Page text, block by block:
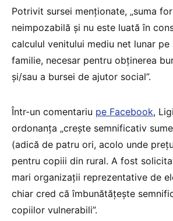
Potrivit sursei menționate, „suma
neimpozabilă și nu este luată în
calculul venitului mediu net lunar pe
familie, necesar pentru obținerea
și/sau a bursei de ajutor social”.
Într-un comentariu pe Facebook,
ordonanța „creşte semnificativ
(adică de patru ori, acolo unde
pentru copiii din rural. A fost
mari organizații reprezentative de
chiar cred că îmbunătățeşte
copiilor vulnerabili”.